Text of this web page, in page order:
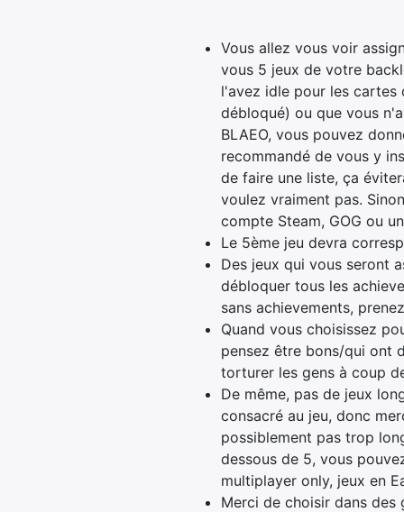
Vous allez vous voir
vous 5 jeux de votre
l'avez idle pour les cartes
débloqué) ou que vous
BLAEO, vous pouvez
recommandé de vous y
de faire une liste, ça
voulez vraiment pas.
compte Steam, GOG ou
Le 5ème jeu devra
Des jeux qui vous seront
débloquer tous les
sans achievements,
Quand vous choisissez
pensez être bons/qui ont
torturer les gens à coup
De même, pas de jeux
consacré au jeu, donc
possiblement pas trop
dessous de 5, vous
multiplayer only, jeux en
Merci de choisir dans des